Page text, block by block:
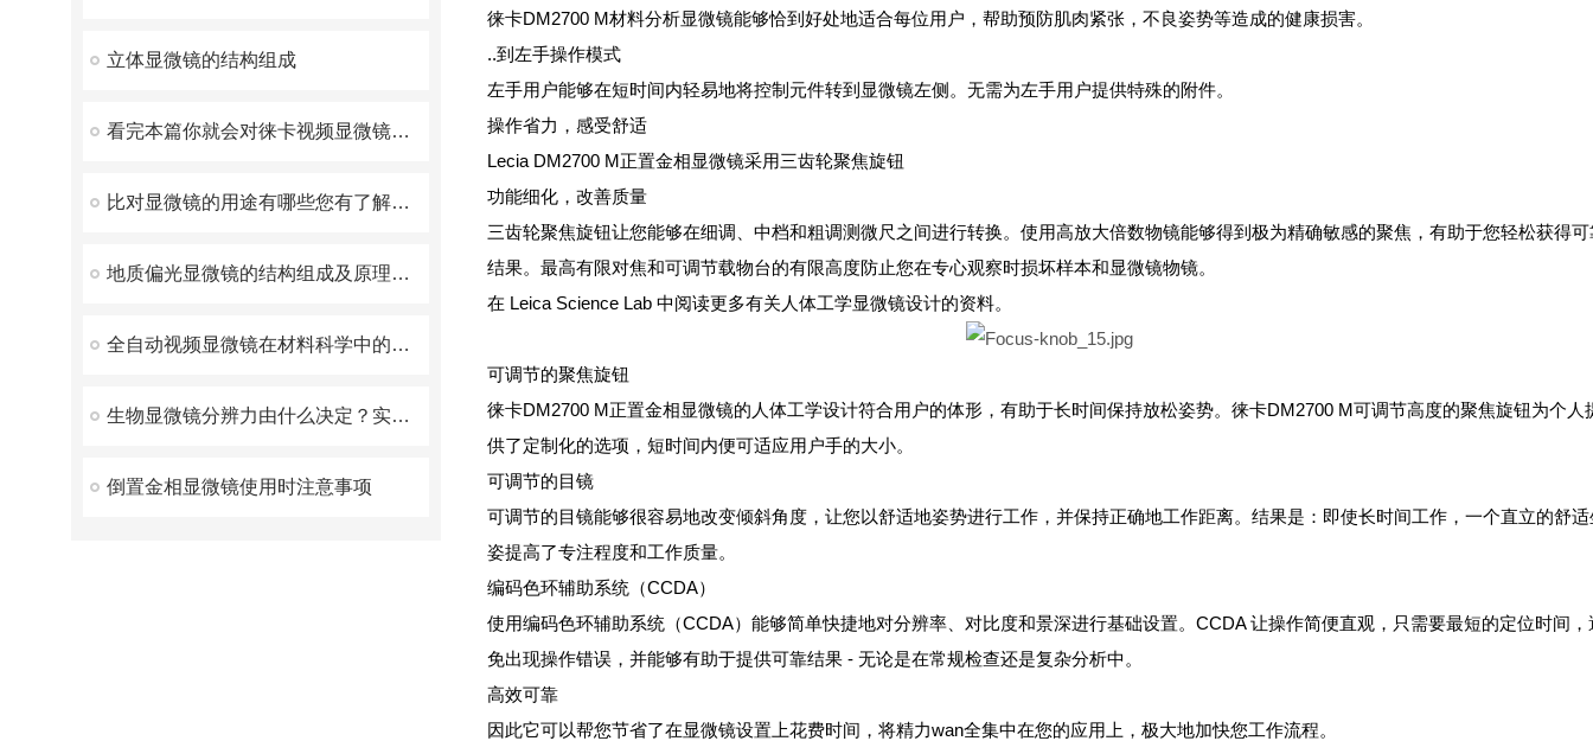
立体显微镜的结构组成
看完本篇你就会对徕卡视频显微镜有更多了解
比对显微镜的用途有哪些您有了解吗？
地质偏光显微镜的结构组成及原理分享
全自动视频显微镜在材料科学中的重要作用
生物显微镜分辨力由什么决定？实测纠正倍率认知误区
倒置金相显微镜使用时注意事项
徕卡DM2700 M材料分析显微镜能够恰到好处地适合每位用户，帮助预防肌肉紧张，不良姿势等造成的健康损害。
..到左手操作模式
左手用户能够在短时间内轻易地将控制元件转到显微镜左侧。无需为左手用户提供特殊的附件。
操作省力，感受舒适
Lecia DM2700 M正置金相显微镜采用三齿轮聚焦旋钮
功能细化，改善质量
三齿轮聚焦旋钮让您能够在细调、中档和粗调测微尺之间进行转换。使用高放大倍数物镜能够得到极为精确敏感的聚焦，有助于您轻松获得可
结果。最高有限对焦和可调节载物台的有限高度防止您在专心观察时损坏样本和显微镜物镜。
在 Leica Science Lab 中阅读更多有关人体工学显微镜设计的资料。
可调节的聚焦旋钮
徕卡DM2700 M正置金相显微镜的人体工学设计符合用户的体形，有助于长时间保持放松姿势。徕卡DM2700 M可调节高度的聚焦旋钮为个人
供了定制化的选项，短时间内便可适应用户手的大小。
可调节的目镜
可调节的目镜能够很容易地改变倾斜角度，让您以舒适地姿势进行工作，并保持正确地工作距离。结果是：即使长时间工作，一个直立的舒适
姿提高了专注程度和工作质量。
编码色环辅助系统（CCDA）
使用编码色环辅助系统（CCDA）能够简单快捷地对分辨率、对比度和景深进行基础设置。CCDA 让操作简便直观，只需要最短的定位时间，
免出现操作错误，并能够有助于提供可靠结果 - 无论是在常规检查还是复杂分析中。
高效可靠
因此它可以帮您节省了在显微镜设置上花费时间，将精力wan全集中在您的应用上，极大地加快您工作流程。